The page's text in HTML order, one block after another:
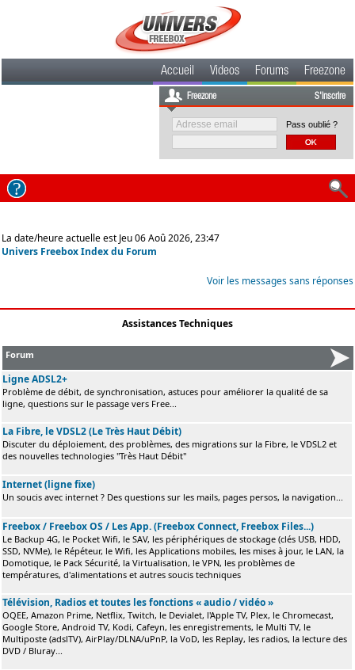
Accueil Videos Forums Freezone
Freezone S'inscrire
Pass oublié ?
La date/heure actuelle est Jeu 06 Aoû 2026, 23:47
Univers Freebox Index du Forum
Voir les messages sans réponses
Assistances Techniques
Forum
Ligne ADSL2+
Problème de débit, de synchronisation, astuces pour améliorer la qualité de sa
ligne, questions sur le passage vers Free...
La Fibre, le VDSL2 (Le Très Haut Débit)
Discuter du déploiement, des problèmes, des migrations sur la Fibre, le VDSL2 et
des nouvelles technologies "Très Haut Débit"
Internet (ligne fixe)
Un soucis avec internet ? Des questions sur les mails, pages persos, la navigation...
Freebox / Freebox OS / Les App. (Freebox Connect, Freebox Files...)
Le Backup 4G, le Pocket Wifi, le SAV, les périphériques de stockage (clés USB, HDD,
SSD, NVMe), le Répéteur, le Wifi, les Applications mobiles, les mises à jour, le LAN, la
Domotique, le Pack Sécurité, la Virtualisation, le VPN, les problèmes de
températures, d'alimentations et autres soucis techniques
Télévision, Radios et toutes les fonctions « audio / vidéo »
OQEE, Amazon Prime, Netflix, Twitch, le Devialet, l'Apple TV, Plex, le Chromecast,
Google Store, Android TV, Kodi, Cafeyn, les enregistrements, le Multi TV, le
Multiposte (adslTV), AirPlay/DLNA/uPnP, la VoD, les Replay, les radios, la lecture des
DVD / Bluray...